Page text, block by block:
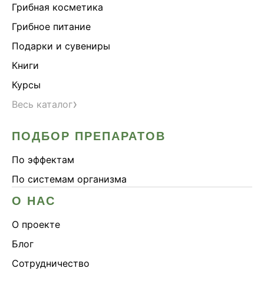
Грибная косметика
Грибное питание
Подарки и сувениры
Книги
Курсы
Весь каталог›
ПОДБОР ПРЕПАРАТОВ
По эффектам
По системам организма
О НАС
О проекте
Блог
Сотрудничество